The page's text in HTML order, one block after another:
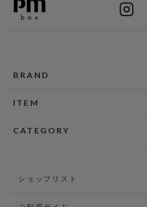
BRAND
ITEM
CATEGORY
ショップリスト